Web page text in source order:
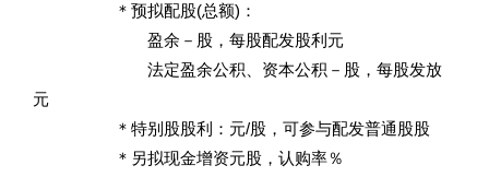
＊预拟配股(总额)：
盈余－股，每股配发股利元
法定盈余公积、资本公积－股，每股发放
元
＊特别股股利：元/股，可参与配发普通股股
＊另拟现金增资元股，认购率％